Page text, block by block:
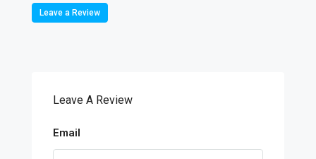
Leave a Review
Leave A Review
Email